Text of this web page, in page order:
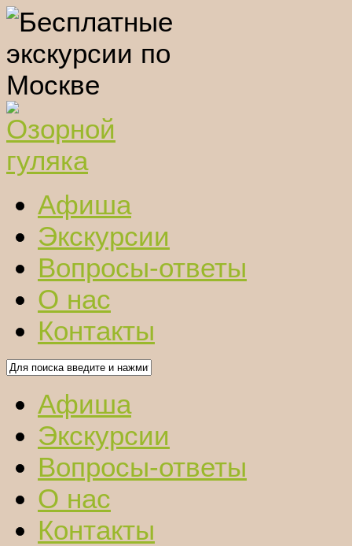
Афиша
Экскурсии
Вопросы-ответы
О нас
Контакты
Афиша
Экскурсии
Вопросы-ответы
О нас
Контакты